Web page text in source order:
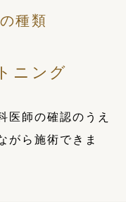
種類
ニング
医師の確認のうえ
がら施術できま